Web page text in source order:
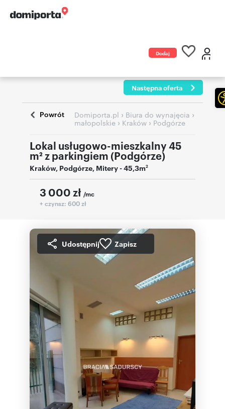
Dodaj
Następna oferta
Powrót Domiporta.pl › Biura do wynajęcia ›
małopolskie › Kraków › Podgórze
Lokal usługowo-mieszkalny 45
m² z parkingiem (Podgórze)
Kraków, Podgórze, Mitery- 45,3m2
3 000 zł /mc
+ czynsz: 600 zł
Udostępnij Zapisz